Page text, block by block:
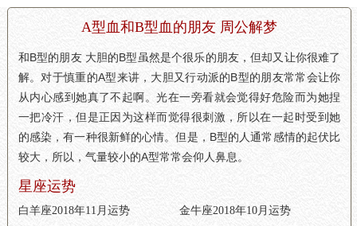
A型血和B型血的朋友 周公解梦
和B型的朋友 大胆的B型虽然是个很乐的朋友，但却又让你很难了
解。对于慎重的A型来讲，大胆又行动派的B型的朋友常常会让你
从内心感到她真了不起啊。光在一旁看就会觉得好危险而为她捏
一把冷汗，但是正因为这样而觉得很刺激，所以在一起时受到她
的感染，有一种很新鲜的心情。但是，B型的人通常感情的起伏比
较大，所以，气量较小的A型常常会仰人鼻息。
星座运势
白羊座2018年11月运势
金牛座2018年10月运势